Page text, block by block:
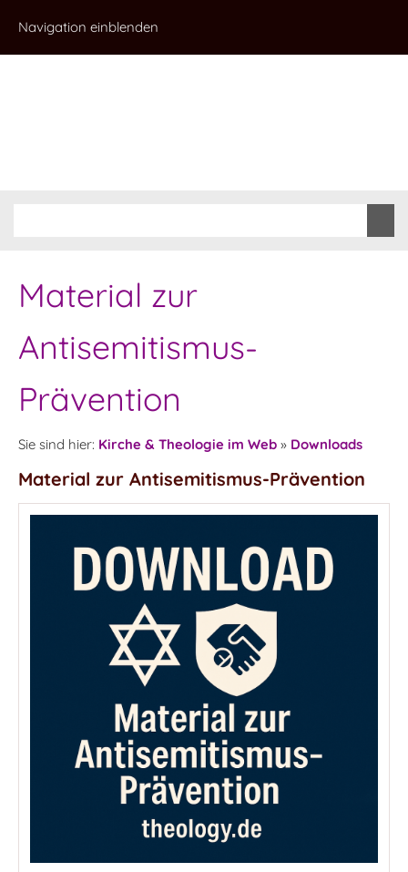
Navigation einblenden
Material zur
Antisemitismus-
Prävention
Sie sind hier: Kirche & Theologie im Web » Downloads
Material zur Antisemitismus-Prävention